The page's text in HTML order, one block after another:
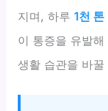
지며, 하루1천 톤
이 통증을 유발해
생활 습관을 바